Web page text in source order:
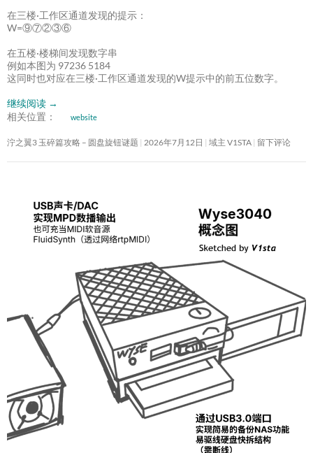
在三楼·工作区通道发现的提示：
W=⑨⑦②③⑥
在五楼·楼梯间发现数字串
例如本图为 97236 5184
这同时也对应在三楼·工作区通道发现的W提示中的前五位数字。
继续阅读 →
相关位置：
website
泞之翼3 玉碎篇攻略 – 圆盘旋钮谜题 2026年7月12日 域主 V1STA 留下评论